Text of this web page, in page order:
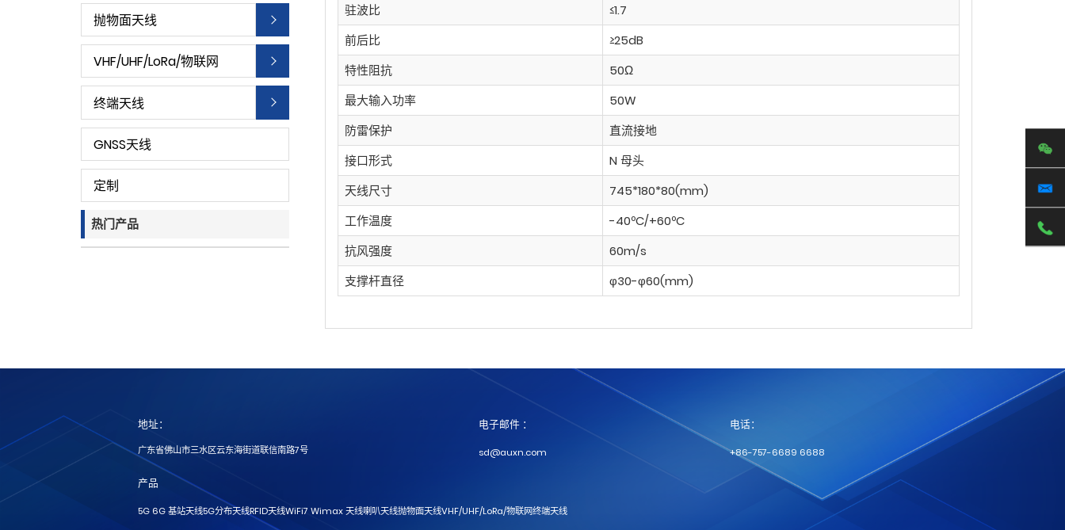
抛物面天线
VHF/UHF/LoRa/物联网
终端天线
GNSS天线
定制
热门产品
驻波比
≤1.7
前后比
≥25dB
特性阻抗
50Ω
最大输入功率
50W
防雷保护
直流接地
接口形式
N 母头
天线尺寸
745*180*80(mm)
工作温度
-40ºC/+60ºC
抗风强度
60m/s
支撑杆直径
φ30-φ60(mm)
地址：
广东省佛山市三水区云东海街道联信南路7号
电子邮件 ：
sd@auxn.com
电话：
+86-757-6689 6688
产品
5G 6G 基站天线5G分布天线RFID天线WiFi7 Wimax 天线喇叭天线抛物面天线VHF/UHF/LoRa/物联网终端天线